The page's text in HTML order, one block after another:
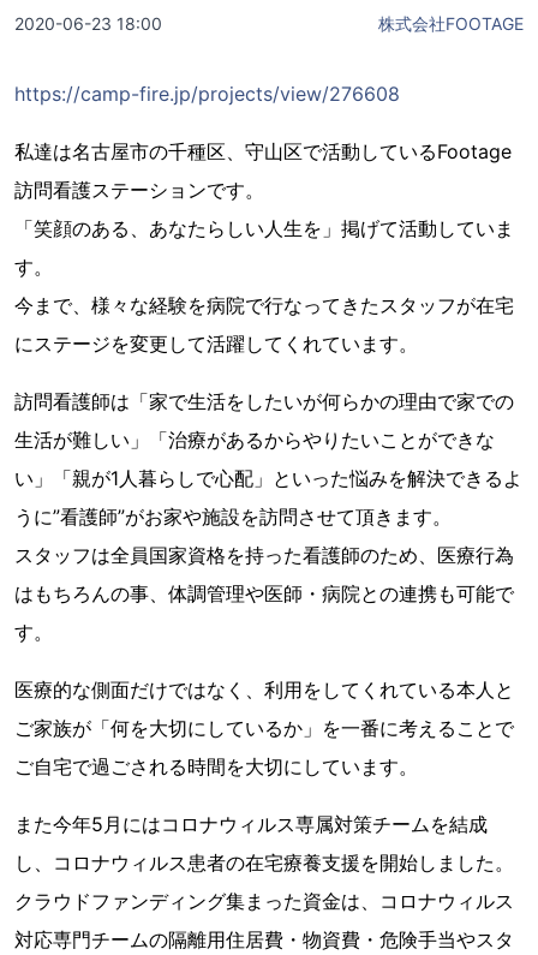
2020-06-23 18:00 株式会社FOOTAGE
https://camp-fire.jp/projects/view/276608
私達は名古屋市の千種区、守山区で活動しているFootage
訪問看護ステーションです。
「笑顔のある、あなたらしい人生を」掲げて活動していま
す。
今まで、様々な経験を病院で行なってきたスタッフが在宅
にステージを変更して活躍してくれています。
訪問看護師は「家で生活をしたいが何らかの理由で家での
生活が難しい」「治療があるからやりたいことができな
い」「親が1人暮らしで心配」といった悩みを解決できるよ
うに”看護師”がお家や施設を訪問させて頂きます。
スタッフは全員国家資格を持った看護師のため、医療行為
はもちろんの事、体調管理や医師・病院との連携も可能で
す。
医療的な側面だけではなく、利用をしてくれている本人と
ご家族が「何を大切にしているか」を一番に考えることで
ご自宅で過ごされる時間を大切にしています。
また今年5月にはコロナウィルス専属対策チームを結成
し、コロナウィルス患者の在宅療養支援を開始しました。
クラウドファンディング集まった資金は、コロナウィルス
対応専門チームの隔離用住居費・物資費・危険手当やスタ